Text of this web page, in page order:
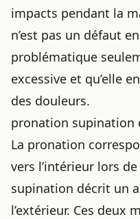
impacts pendant la
n’est pas un défaut
problématique
excessive et qu’elle
des douleurs.
pronation supination
La pronation
vers l’intérieur lors
supination décrit un
l’extérieur. Ces deux